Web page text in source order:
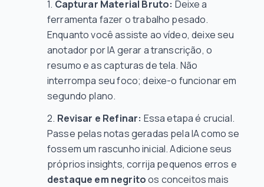
Capturar Material Bruto: Deixe a
ferramenta fazer o trabalho pesado.
Enquanto você assiste ao vídeo, deixe seu
anotador por IA gerar a transcrição, o
resumo e as capturas de tela. Não
interrompa seu foco; deixe-o funcionar em
segundo plano.
Revisar e Refinar: Essa etapa é crucial.
Passe pelas notas geradas pela IA como se
fossem um rascunho inicial. Adicione seus
próprios insights, corrija pequenos erros e
destaque em negritoos conceitos mais